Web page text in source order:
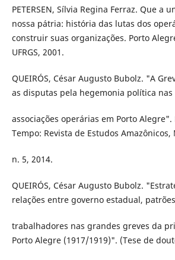
PETERSEN, Sílvia Regina Ferraz. Que a
nossa pátria: história das lutas dos
construir suas organizações. Porto
UFRGS, 2001.
QUEIRÓS, César Augusto Bubolz. "A
as disputas pela hegemonia política nas
associações operárias em Porto
Tempo: Revista de Estudos Amazônicos,
n. 5, 2014.
QUEIRÓS, César Augusto Bubolz.
relações entre governo estadual,
trabalhadores nas grandes greves da
Porto Alegre (1917/1919)". (Tese de